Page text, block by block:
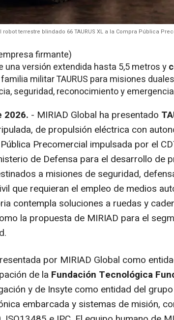
robot terrestre blindado 66 TAURUS XL a la Compra Pública
firmante)
una versión extendida hasta 5,5 metros y
militar TAURUS para misiones
seguridad, reconocimiento y
2026. - MIRIAD Global ha presentado
de propulsión eléctrica con
Precomercial impulsada por el
de Defensa para el desarrollo de
a misiones de seguridad,
que requieran el empleo de medios
contempla soluciones a ruedas y
la propuesta de MIRIAD para el
por MIRIAD Global como
de la Fundación Tecnológica
y de Insyte como entidad del
embarcada y sistemas de misión,